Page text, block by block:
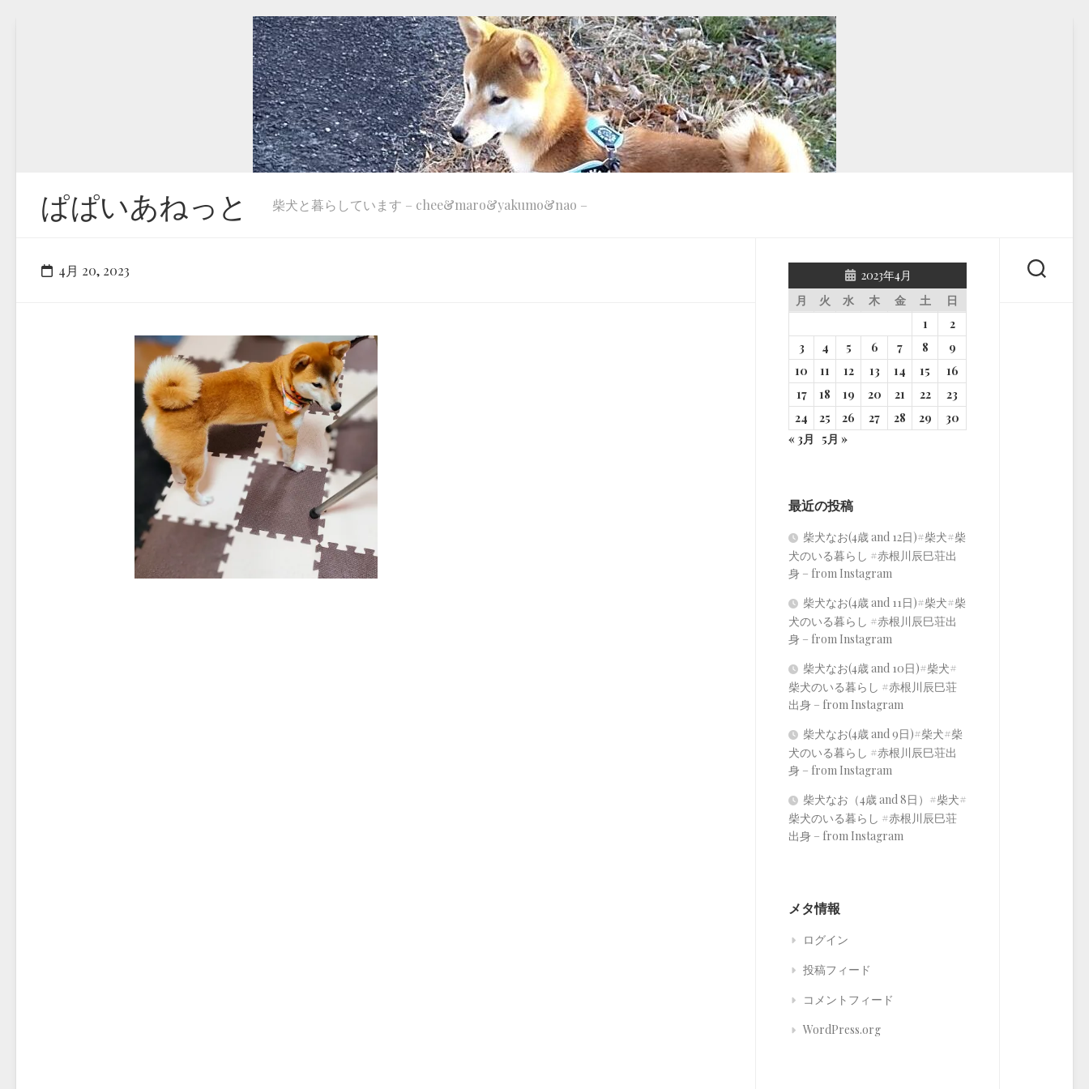
ぱぱいあねっと 柴犬と暮らしています – chee&maro&yakumo&nao –
4月 20, 2023
2023年4月
月
火 水 木 金 土
日
1
2
3
4 5 6 7 8
9
10
11 12 13 14 15
16
17
18 19 20 21 22
23
24
25 26 27 28 29
30
« 3月
5月 »
最近の投稿
柴犬なお(4歳 and 12日)#柴犬#柴
犬のいる暮らし #赤根川辰巳荘出
身 – from Instagram
柴犬なお(4歳 and 11日)#柴犬#柴
犬のいる暮らし #赤根川辰巳荘出
身 – from Instagram
柴犬なお(4歳 and 10日)#柴犬#
柴犬のいる暮らし #赤根川辰巳荘
出身 – from Instagram
柴犬なお(4歳 and 9日)#柴犬#柴
犬のいる暮らし #赤根川辰巳荘出
身 – from Instagram
柴犬なお（4歳 and 8日）#柴犬#
柴犬のいる暮らし #赤根川辰巳荘
出身 – from Instagram
メタ情報
ログイン
投稿フィード
コメントフィード
WordPress.org